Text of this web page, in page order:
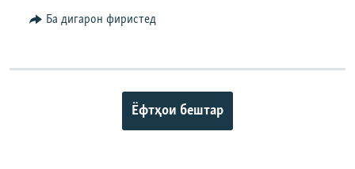
Ба дигарон фиристед
Ёфтҳои бештар